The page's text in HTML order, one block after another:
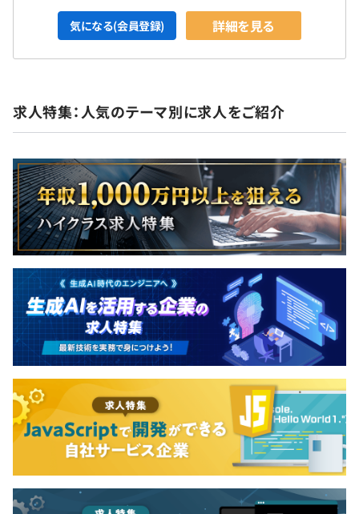
気になる(会員登録) 詳細を見る
求人特集：人気のテーマ別に求人をご紹介